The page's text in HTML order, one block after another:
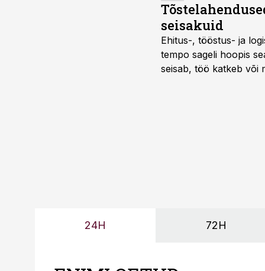
seisakuid
Ehitus-, tööstus- ja
tempo sageli hoopis
seisab, töö katkeb või
24H 72H